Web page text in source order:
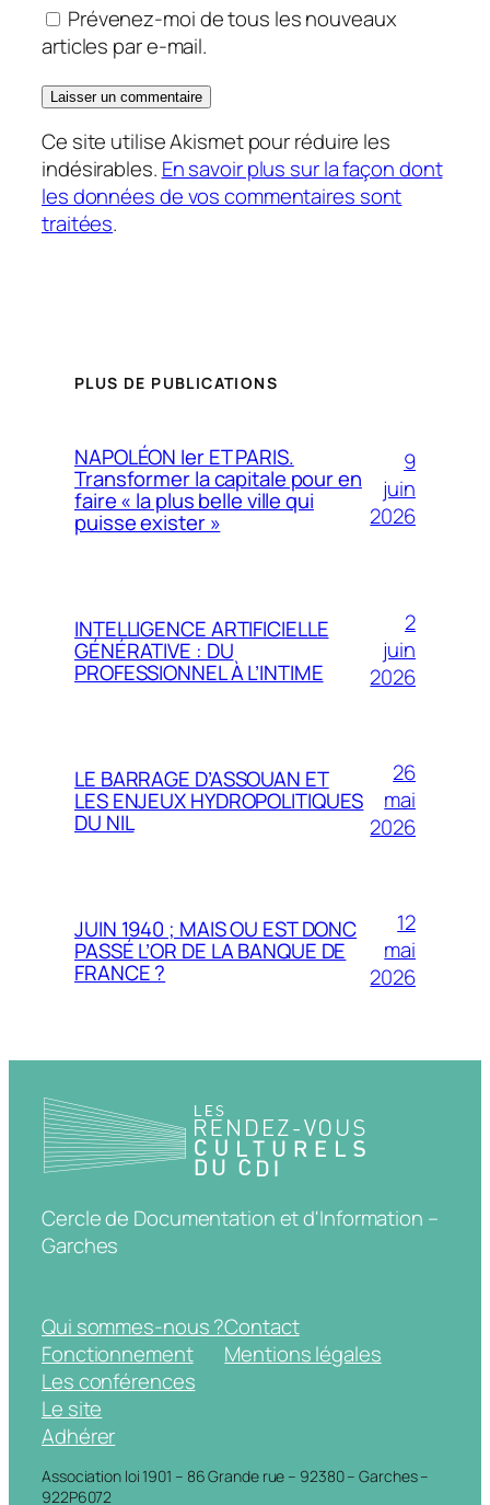
Prévenez-moi de tous les nouveaux
articles par e-mail.
Ce site utilise Akismet pour réduire les
indésirables. En savoir plus sur la façon dont
les données de vos commentaires sont
traitées.
PLUS DE PUBLICATIONS
NAPOLÉON Ier ET PARIS.
Transformer la capitale pour en
faire « la plus belle ville qui
puisse exister »
9
juin
2026
INTELLIGENCE ARTIFICIELLE
GÉNÉRATIVE : DU
PROFESSIONNEL À L’INTIME
2
juin
2026
LE BARRAGE D’ASSOUAN ET
LES ENJEUX HYDROPOLITIQUES
DU NIL
26
mai
2026
JUIN 1940 ; MAIS OU EST DONC
PASSÉ L’OR DE LA BANQUE DE
FRANCE ?
12
mai
2026
Cercle de Documentation et d'Information –
Garches
Qui sommes-nous ?
Fonctionnement
Les conférences
Le site
Adhérer
Contact
Mentions légales
Association loi 1901 – 86 Grande rue – 92380 – Garches –
922P6072